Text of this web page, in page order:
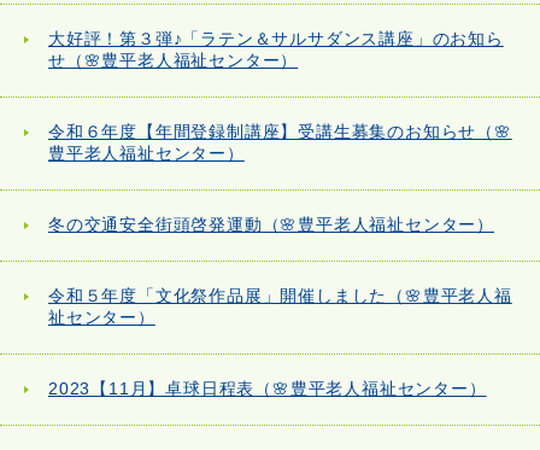
大好評！第３弾♪「ラテン＆サルサダンス講座」のお知ら
せ（🌸豊平老人福祉センター）
令和６年度【年間登録制講座】受講生募集のお知らせ（🌸
豊平老人福祉センター）
冬の交通安全街頭啓発運動（🌸豊平老人福祉センター）
令和５年度「文化祭作品展」開催しました（🌸豊平老人福
祉センター）
2023【11月】卓球日程表（🌸豊平老人福祉センター）